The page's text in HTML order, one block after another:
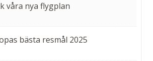
våra nya flygplan
bästa resmål 2025